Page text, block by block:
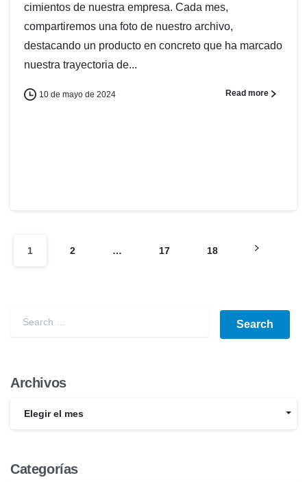
cimientos de nuestra empresa. Cada mes,
compartiremos una foto de nuestro archivo,
destacando un producto en concreto que ha marcado
nuestra trayectoria de...
10 de mayo de 2024 Read more
1 2 … 17 18
Archivos
Elegir el mes
Categorías